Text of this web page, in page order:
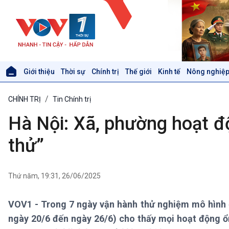
Giới thiệu Thời sự Chính trị Thế giới Kinh tế Nông
Thời sự 12h
Thời sự 18h
Xã hội
Tin Đời sống & Xã hội
Khoa học & Công nghệ
Tin Khoa học & Công nghệ
CHÍNH TRỊ Tin Chính trị
Hà Nội: Xã, phường hoạt
thử”
Thứ năm, 19:31, 26/06/2025
VOV1 - Trong 7 ngày vận hành thử nghiệm mô
ngày 20/6 đến ngày 26/6) cho thấy mọi hoạt động